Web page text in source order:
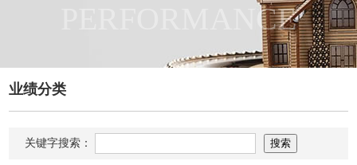
PERFORMANCE
业绩分类
关键字搜索：